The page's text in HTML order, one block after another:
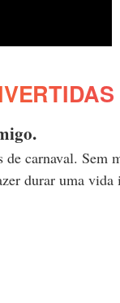
carnaval. Sem
durar uma